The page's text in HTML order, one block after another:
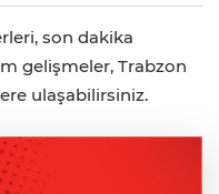
son dakika
gelişmeler, Trabzon
ulaşabilirsiniz.